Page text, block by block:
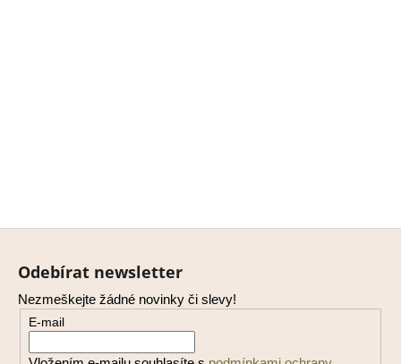
Odebírat newsletter
Nezmeškejte žádné novinky či slevy!
E-mail